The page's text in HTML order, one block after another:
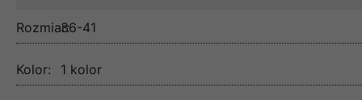
Rozmiar:36-41
Kolor: 1 kolor